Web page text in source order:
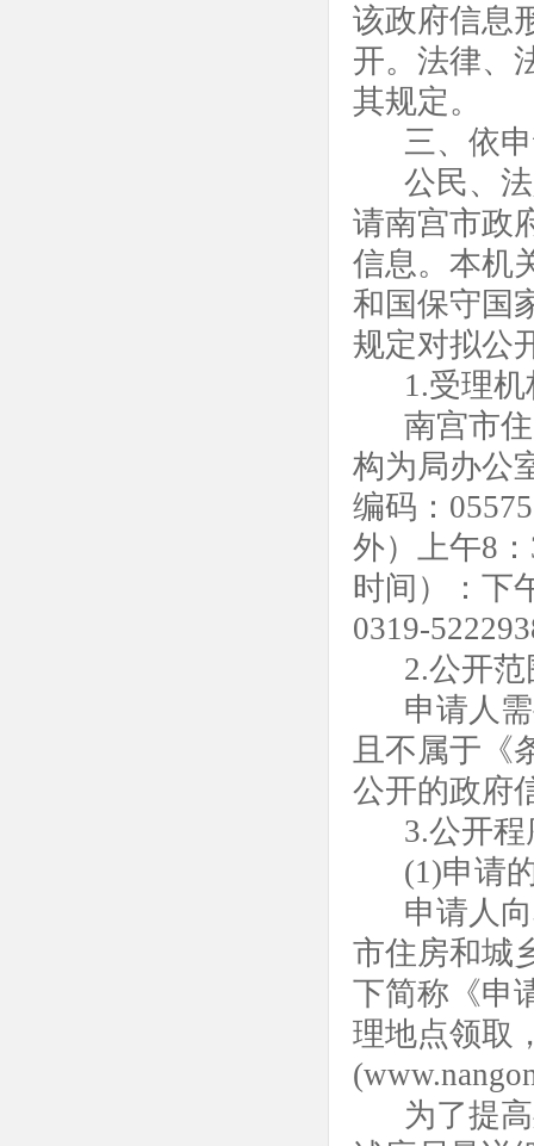
该政府信息
开。法律、
其规定。
三、依
公民、
请南宫市政
信息。本机
和国保守国
规定对拟公
1.受理机
南宫市
构为局办公
编码：
外）上午8
时间）：下
0319-
2.公开范
申请人
且不属于《
公开的政府
3.公开程
(1)申请
申请人
市住房和城
下简称《申
理地点领取
为了提